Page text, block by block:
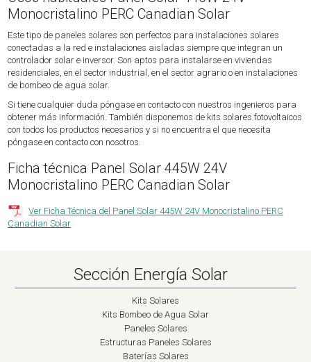
Monocristalino PERC Canadian Solar
Este tipo de paneles solares son perfectos para instalaciones solares
conectadas a la red e instalaciones aisladas siempre que integran un
controlador solar e inversor. Son aptos para instalarse en viviendas
residenciales, en el sector industrial, en el sector agrario o en instalaciones
de bombeo de agua solar.
Si tiene cualquier duda póngase en contacto con nuestros ingenieros para
obtener más información. También disponemos de kits solares fotovoltaicos
con todos los productos necesarios y si no encuentra el que necesita
póngase en contacto con nosotros.
Ficha técnica Panel Solar 445W 24V
Monocristalino PERC Canadian Solar
Ver Ficha Técnica del Panel Solar 445W 24V Monocristalino PERC
Canadian Solar
Sección Energía Solar
Kits Solares
Kits Bombeo de Agua Solar
Paneles Solares
Estructuras Paneles Solares
Baterías Solares